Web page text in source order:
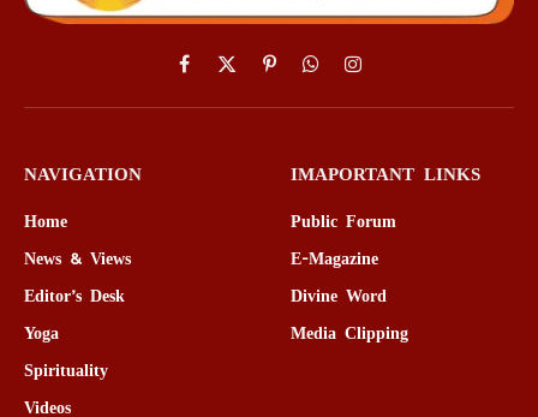
Facebook
X
(Twitter)
PinterestWhatsAppInstagram
NAVIGATION
Home
News & Views
Editor’s Desk
Yoga
Spirituality
Videos
IMAPORTANT LINKS
Public Forum
E-Magazine
Divine Word
Media Clipping